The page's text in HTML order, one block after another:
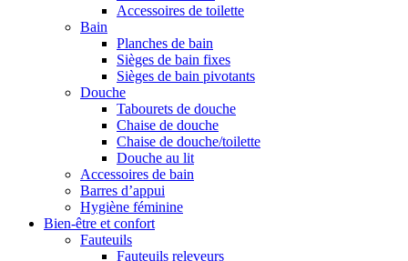
Accessoires de toilette
Bain
Planches de bain
Sièges de bain fixes
Sièges de bain pivotants
Douche
Tabourets de douche
Chaise de douche
Chaise de douche/toilette
Douche au lit
Accessoires de bain
Barres d’appui
Hygiène féminine
Bien-être et confort
Fauteuils
Fauteuils releveurs